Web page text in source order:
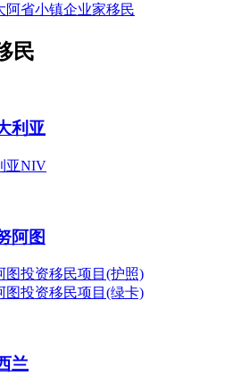
阿省小镇企业家移民
民
利亚
亚NIV
阿图
图投资移民项目(护照)
图投资移民项目(绿卡)
兰